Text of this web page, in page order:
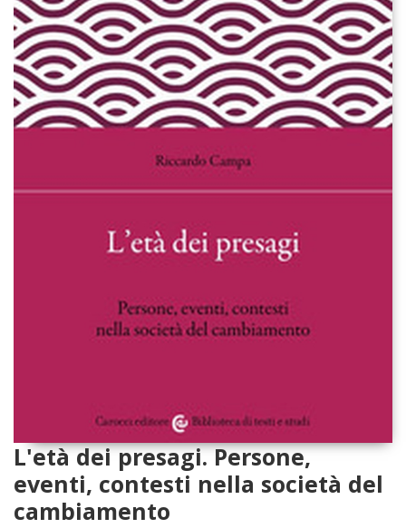
L'età dei presagi. Persone,
eventi, contesti nella società del
cambiamento